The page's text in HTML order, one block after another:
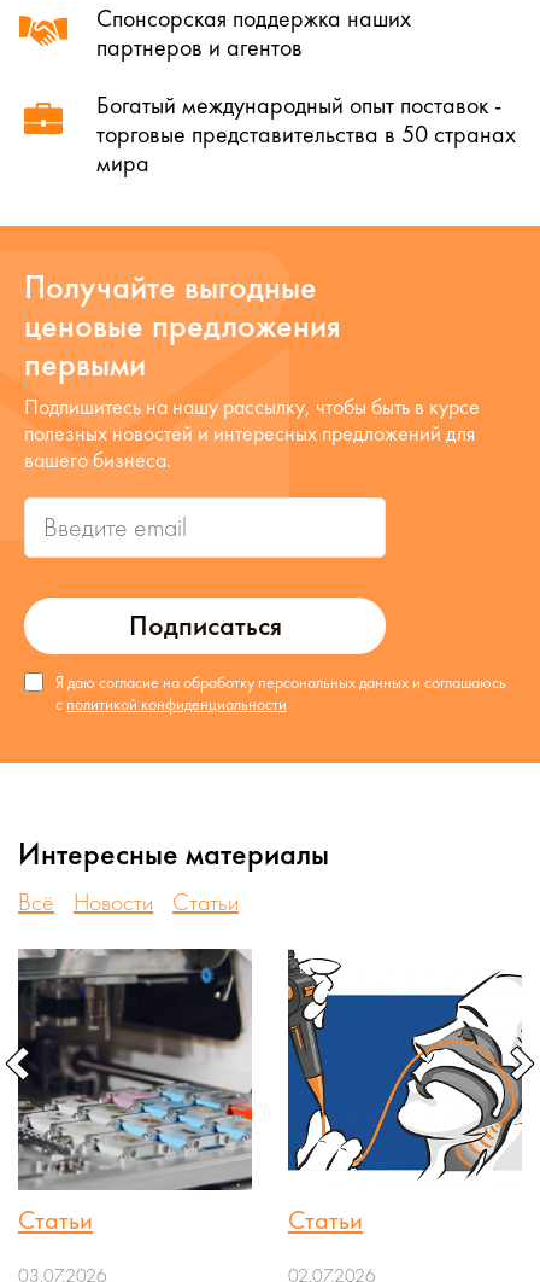
Спонсорская поддержка наших
партнеров и агентов
Богатый международный опыт поставок -
торговые представительства в 50 странах
мира
Получайте выгодные
ценовые предложения
первыми
Подписаться
Я даю согласие на обработку персональных данных и соглашаюсь
с политикой конфиденциальности
Подпишитесь на нашу рассылку, чтобы быть в курсе
полезных новостей и интересных предложений для
вашего бизнеса.
Интересные материалы
Всё Новости Статьи
Статьи
03.07.2026
Статьи
02.07.2026